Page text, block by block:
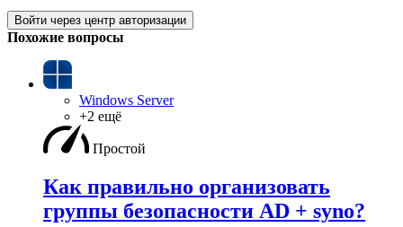
Войти через центр авторизации
Похожие вопросы
Windows Server
+2 ещё
Простой
Как правильно организовать
группы безопасности AD + syno?